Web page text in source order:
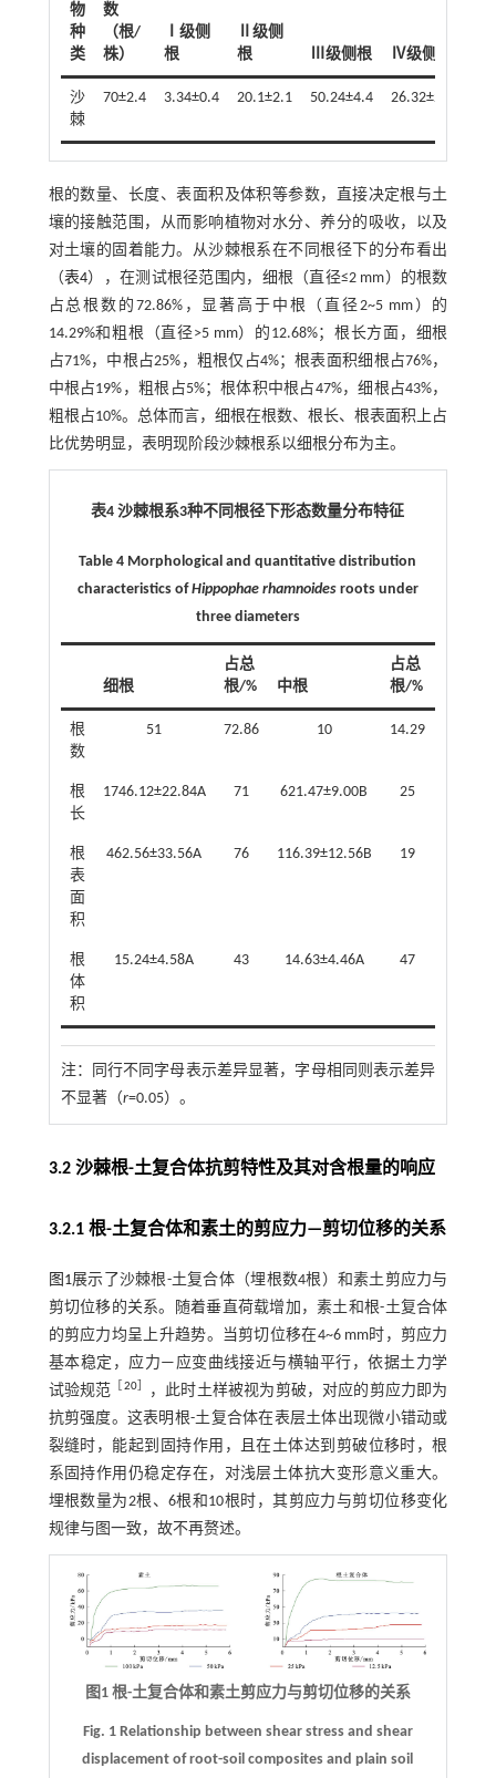
物
种
类
数
（根/
株）
Ⅰ级侧
根
Ⅱ级侧
根
Ⅲ级侧根 Ⅳ级侧根
沙
棘
70±2.4 3.34±0.4 20.1±2.1 50.24±4.4 26.32±2.2
根的数量、长度、表面积及体积等参数，直接决定根与土
壤的接触范围，从而影响植物对水分、养分的吸收，以及
对土壤的固着能力。从沙棘根系在不同根径下的分布看出
（表4），在测试根径范围内，细根（直径≤2 mm）的根数
占总根数的72.86%，显著高于中根（直径2~5 mm）的
14.29%和粗根（直径>5 mm）的12.68%；根长方面，细根
占71%，中根占25%，粗根仅占4%；根表面积细根占76%，
中根占19%，粗根占5%；根体积中根占47%，细根占43%，
粗根占10%。总体而言，细根在根数、根长、根表面积上占
比优势明显，表明现阶段沙棘根系以细根分布为主。
表4 沙棘根系3种不同根径下形态数量分布特征
Table 4 Morphological and quantitative distribution
characteristics ofHippophae rhamnoidesroots under
three diameters
细根
占总
根/%
中根
占总
根/%
根
数
51 72.86 10 14.29
根
长
1746.12±22.84A 71 621.47±9.00B 25
根
表
面
积
462.56±33.56A 76 116.39±12.56B 19
根
体
积
15.24±4.58A 43 14.63±4.46A 47
注：
同行不同字母表示差异显著，字母相同则表示差异
不显著（r=0.05）。
3.2 沙棘根-土复合体抗剪特性及其对含根量的响应
3.2.1 根-土复合体和素土的剪应力—剪切位移的关系
图1展示了沙棘根-土复合体（埋根数4根）和素土剪应力与
剪切位移的关系。随着垂直荷载增加，素土和根-土复合体
的剪应力均呈上升趋势。当剪切位移在4~6 mm时，剪应力
基本稳定，应力—应变曲线接近与横轴平行，依据土力学
试验规范
20］
，此时土样被视为剪破，对应的剪应力即为
抗剪强度。这表明根-土复合体在表层土体出现微小错动或
裂缝时，能起到固持作用，且在土体达到剪破位移时，根
系固持作用仍稳定存在，对浅层土体抗大变形意义重大。
埋根数量为2根、6根和10根时，其剪应力与剪切位移变化
规律与图一致，故不再赘述。
图1 根-土复合体和素土剪应力与剪切位移的关系
Fig. 1 Relationship between shear stress and shear
displacement of root-soil composites and plain soil